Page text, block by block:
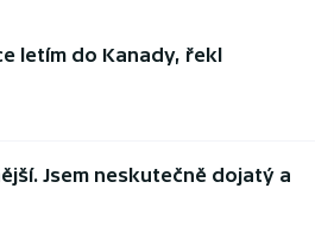
letím do Kanady, řekl
Jsem neskutečně dojatý a